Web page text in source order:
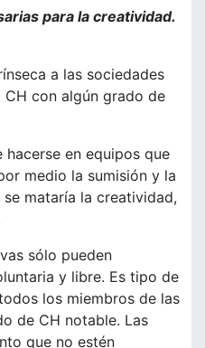
para la creatividad.
a las sociedades
con algún grado de
en equipos que
medio la sumisión y la
mataría la creatividad,
sólo pueden
y libre. Es tipo de
los miembros de las
de CH notable. Las
que no estén